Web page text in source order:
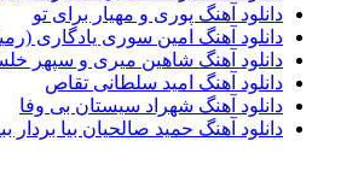
دانلود آهنگ پوری و مهیار برای تو
دانلود آهنگ امین سوری یادگاری
دانلود آهنگ شاهین میری و سپهر
دانلود آهنگ امید سلطانی تقاص
دانلود آهنگ شهراد سیستان بی وفا
دانلود آهنگ حمید صالحیان بیا بردار